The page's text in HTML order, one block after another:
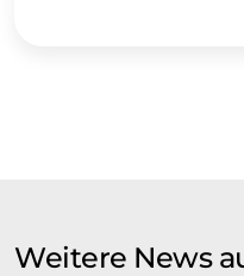
Weitere News